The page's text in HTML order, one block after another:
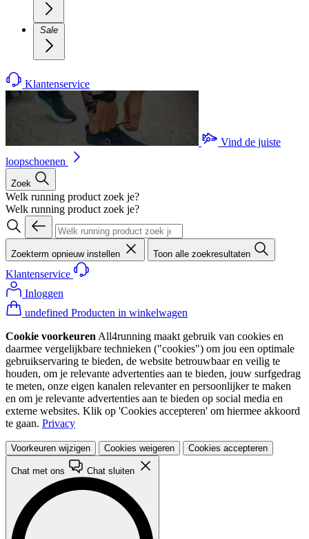
Sale
Klantenservice
Vind de juiste
loopschoenen
Zoek
Welk running product zoek je?
Welk running product zoek je?
Zoekterm opnieuw instellen Toon alle zoekresultaten
Klantenservice
Inloggen
undefined Producten in winkelwagen
Cookie voorkeuren All4running maakt gebruik van cookies en
daarmee vergelijkbare technieken ("cookies") om jou een optimale
gebruikservaring te bieden, de website betrouwbaar en veilig te
houden, om je relevante advertenties aan te bieden, jouw surfgedrag
te meten, onze eigen kanalen relevanter en persoonlijker te maken
en om je relevante advertenties aan te bieden op social media en
externe websites. Klik op 'Cookies accepteren' om hiermee akkoord
te gaan. Privacy
Voorkeuren wijzigen Cookies weigeren Cookies accepteren
Chat met ons Chat sluiten